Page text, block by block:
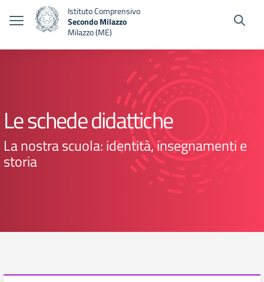
Istituto Comprensivo
Secondo Milazzo
Milazzo (ME)
Le schede didattiche
La nostra scuola: identità, insegnamenti e
storia